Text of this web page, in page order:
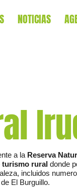
NOTICIAS
a la Reserva
turismo ruraldonde
incluidos
El Burguillo.